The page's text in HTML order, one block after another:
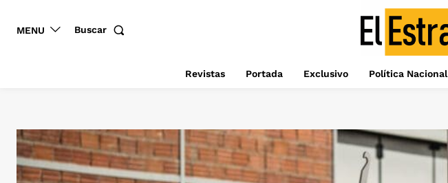
MENU Buscar
Revistas Portada Exclusivo Política Nacional